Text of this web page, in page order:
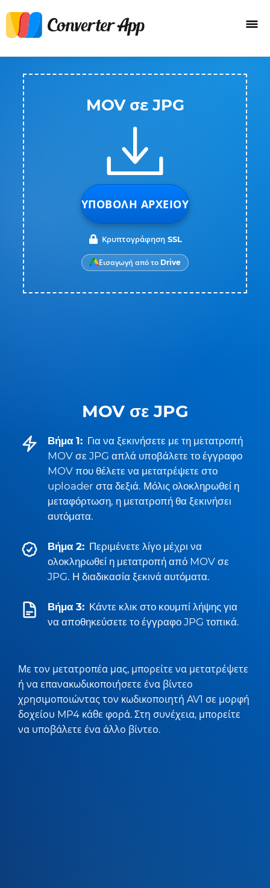
MOV σε JPG
Βήμα 1: Για να ξεκινήσετε με τη μετατροπή
MOV σε JPG απλά υποβάλετε το έγγραφο
MOV που θέλετε να μετατρέψετε στο
uploader στα δεξιά. Μόλις ολοκληρωθεί η
μεταφόρτωση, η μετατροπή θα ξεκινήσει
αυτόματα.
Βήμα 2: Περιμένετε λίγο μέχρι να
ολοκληρωθεί η μετατροπή από MOV σε
JPG. Η διαδικασία ξεκινά αυτόματα.
Βήμα 3: Κάντε κλικ στο κουμπί λήψης για
να αποθηκεύσετε το έγγραφο JPG τοπικά.
Με τον μετατροπέα μας, μπορείτε να μετατρέψετε
ή να επανακωδικοποιήσετε ένα βίντεο
χρησιμοποιώντας τον κωδικοποιητή AV1 σε μορφή
δοχείου MP4 κάθε φορά. Στη συνέχεια, μπορείτε
να υποβάλετε ένα άλλο βίντεο.
MOV σε JPG
ΥΠΟΒΟΛΉ ΑΡΧΕΊΟΥ
Κρυπτογράφηση SSL
Εισαγωγή από το Drive